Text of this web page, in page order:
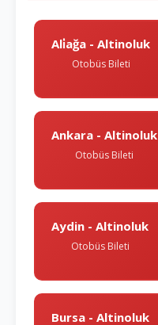
Ali̇ağa - Altinoluk
Otobüs Bileti
Ankara - Altinoluk
Otobüs Bileti
Aydin - Altinoluk
Otobüs Bileti
Bursa - Altinoluk